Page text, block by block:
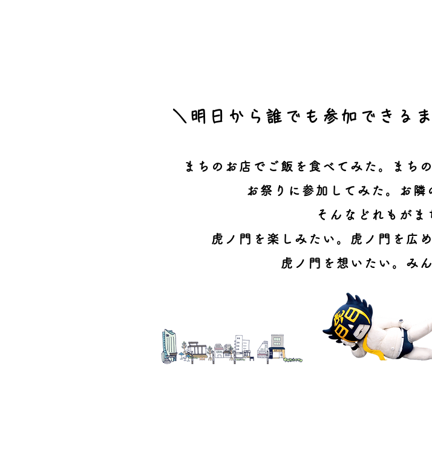
＼明日から誰でも参加できる
まちのお店でご飯を食べてみた。まち
お祭りに参加してみた。お隣
そんなどれもがま
虎ノ門を楽しみたい。虎ノ門を広
虎ノ門を想いたい。み